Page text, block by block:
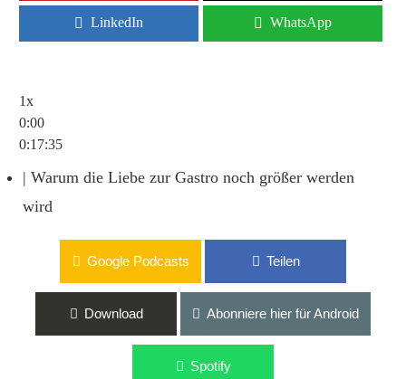
LinkedIn WhatsApp
1x
0:00
0:17:35
| Warum die Liebe zur Gastro noch größer werden
wird
Google Podcasts Teilen
Download Abonniere hier für Android
Spotify